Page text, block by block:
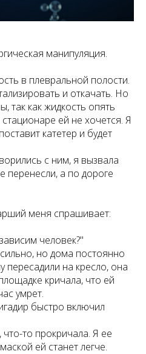
манипуляция.
в плевральной полости.
и откачать. Но
так как жидкость опять
ей не хочется. Я
катетер и будет
с ним, я вызвала
перенесли, а по дороге
меня спрашивает:
человек?"
но дома постоянно
на кресло, она
кричала, что ей
умрет.
быстро включил
то прокричала. Я ее
ей станет легче.